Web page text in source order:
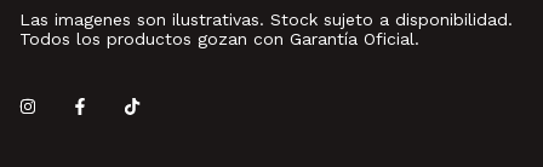
Las imagenes son ilustrativas. Stock sujeto a disponibilidad.
Todos los productos gozan con Garantía Oficial.